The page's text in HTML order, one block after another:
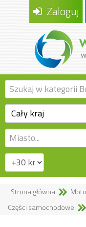
Zaloguj
Strona główna
Części samochodowe